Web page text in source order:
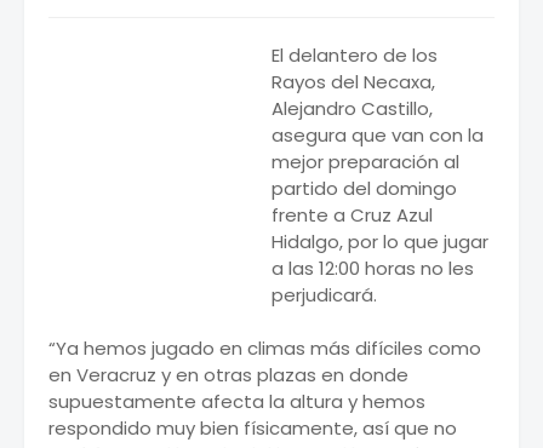
El delantero de los
Rayos del Necaxa,
Alejandro Castillo,
asegura que van con la
mejor preparación al
partido del domingo
frente a Cruz Azul
Hidalgo, por lo que jugar
a las 12:00 horas no les
perjudicará.
“Ya hemos jugado en climas más difíciles como
en Veracruz y en otras plazas en donde
supuestamente afecta la altura y hemos
respondido muy bien físicamente, así que no